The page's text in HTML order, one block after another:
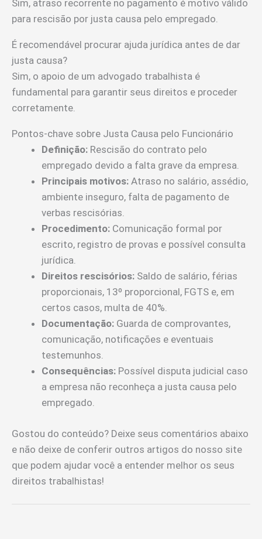
Sim, atraso recorrente no pagamento é motivo válido
para rescisão por justa causa pelo empregado.
É recomendável procurar ajuda jurídica antes de dar
justa causa?
Sim, o apoio de um advogado trabalhista é
fundamental para garantir seus direitos e proceder
corretamente.
Pontos-chave sobre Justa Causa pelo Funcionário
Definição: Rescisão do contrato pelo
empregado devido a falta grave da empresa.
Principais motivos: Atraso no salário, assédio,
ambiente inseguro, falta de pagamento de
verbas rescisórias.
Procedimento: Comunicação formal por
escrito, registro de provas e possível consulta
jurídica.
Direitos rescisórios: Saldo de salário, férias
proporcionais, 13º proporcional, FGTS e, em
certos casos, multa de 40%.
Documentação: Guarda de comprovantes,
comunicação, notificações e eventuais
testemunhos.
Consequências: Possível disputa judicial caso
a empresa não reconheça a justa causa pelo
empregado.
Gostou do conteúdo? Deixe seus comentários abaixo
e não deixe de conferir outros artigos do nosso site
que podem ajudar você a entender melhor os seus
direitos trabalhistas!